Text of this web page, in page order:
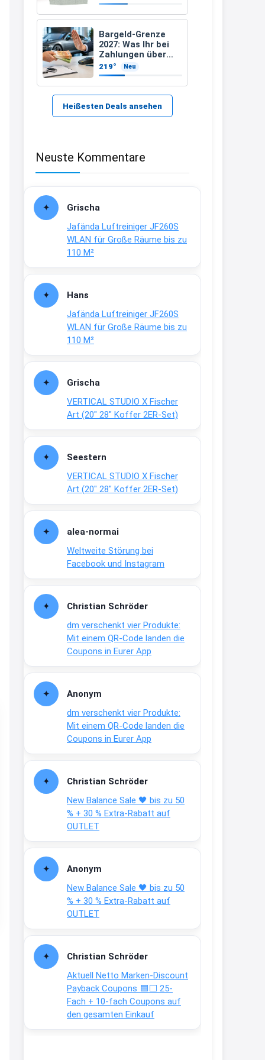
Bargeld-Grenze
2027: Was Ihr bei
Zahlungen über
10.000 Euro
beachten müsst –
und welche
Ausnahme bleibt
219° Neu
Heißesten Deals ansehen
Neuste Kommentare
Grischa
Jafända Luftreiniger JF260S
WLAN für Große Räume bis zu
110 M²
Hans
Jafända Luftreiniger JF260S
WLAN für Große Räume bis zu
110 M²
Grischa
VERTICAL STUDIO X Fischer
Art (20″ 28″ Koffer 2ER-Set)
Seestern
VERTICAL STUDIO X Fischer
Art (20″ 28″ Koffer 2ER-Set)
alea-normai
Weltweite Störung bei
Facebook und Instagram
Christian Schröder
dm verschenkt vier Produkte:
Mit einem QR-Code landen die
Coupons in Eurer App
Anonym
dm verschenkt vier Produkte:
Mit einem QR-Code landen die
Coupons in Eurer App
Christian Schröder
New Balance Sale 🖤 bis zu 50
% + 30 % Extra-Rabatt auf
OUTLET
Anonym
New Balance Sale 🖤 bis zu 50
% + 30 % Extra-Rabatt auf
OUTLET
Christian Schröder
Aktuell Netto Marken-Discount
Payback Coupons 🟦⬜ 25-
Fach + 10-fach Coupons auf
den gesamten Einkauf
21:37
↩
Kerstin
Bei EDEKA
↩
29.07www.haribo.com/de-
↩
Joachim
Ab diesem Jahr gibt es keine
Fielmann-Blinkis mehr / wurde
www.fielmann-
group.com/blinkis...
13:44
dich zu sehen, alles gut?
15:01
An 01.08. / Sensodyne Rabatt 3€
/ max. 15.000www.erlebe-
↩
www.meineapotheke.de/
2:19
↩
Joachim
www.linda.de/vorteile/coupons/...
2:21
↩
Gratis Hitzewarn-Aufkleber /
verfärbt sich ab 28 Grad /siehe
Text weiter unten
shop.bioeg.de/aufkleber-
achtun...
↩
Joachim
Gratis personalisierte 7-Tage
Ration Micronährstoffe/ Vitamine
↩
Joachim